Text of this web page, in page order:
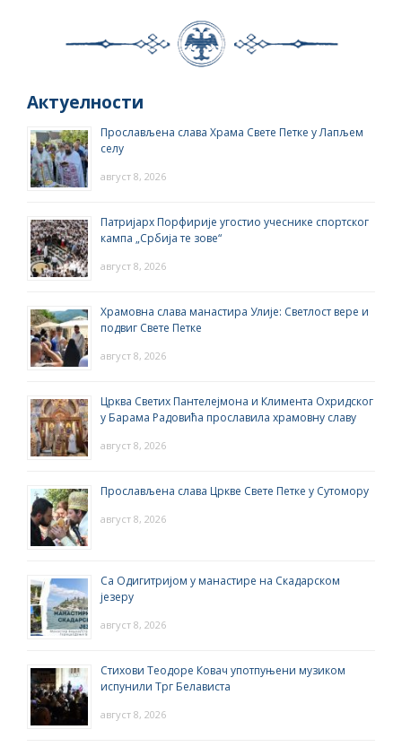
Актуелности
Прослављена слава Храма Свете Петке у Лапљем
селу
август 8, 2026
Патријарх Порфирије угостио учеснике спортског
кампа „Србија те зове“
август 8, 2026
Храмовна слава манастира Улије: Светлост вере и
подвиг Свете Петке
август 8, 2026
Црква Светих Пантелејмона и Климента Охридског
у Барама Радовића прославила храмовну славу
август 8, 2026
Прослављена слава Цркве Свете Петке у Сутомору
август 8, 2026
Са Одигитријом у манастире на Скадарском
језеру
август 8, 2026
Стихови Теодоре Ковач употпуњени музиком
испунили Трг Белависта
август 8, 2026